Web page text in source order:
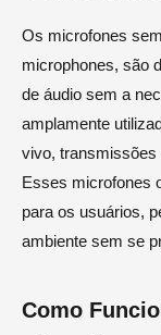
Os microfones
microphones, são
de áudio sem a
amplamente
vivo, transmissões
Esses microfones
para os usuários,
ambiente sem se
Como